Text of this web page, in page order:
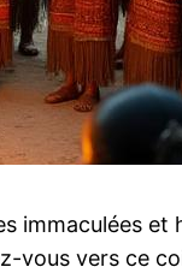
immaculées
vous vers ce